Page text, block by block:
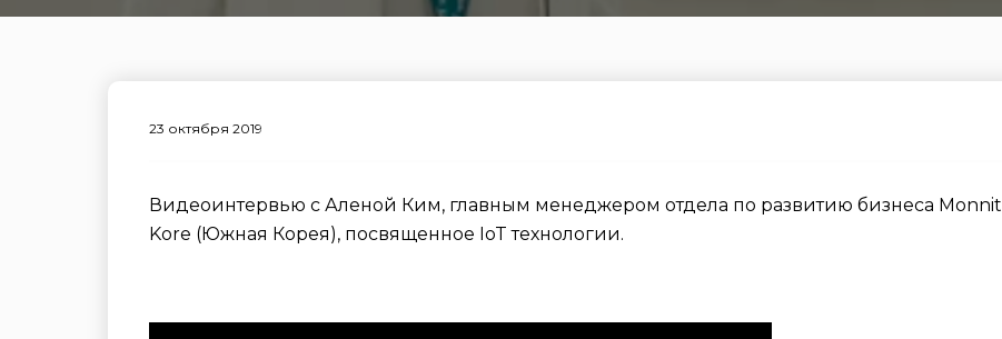
23 октября 2019
Видеоинтервью с Аленой Ким, главным менеджером отдела по развитию бизнеса Monnit
Kore (Южная Корея), посвященное IoT технологии.